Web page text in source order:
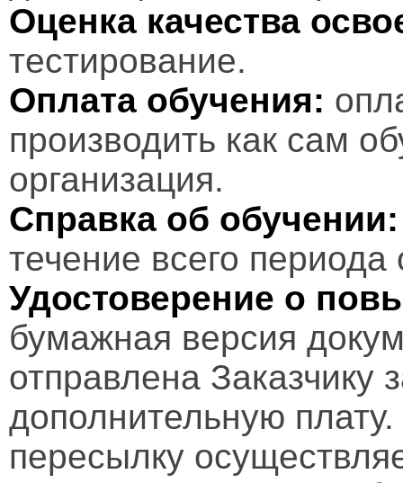
Оценка качества
тестирование.
Оплата обучения:
производить как сам
организация.
Справка об обучении:
течение всего периода
Удостоверение о
бумажная версия
отправлена Заказчику
дополнительную
пересылку